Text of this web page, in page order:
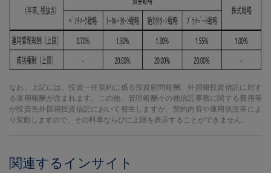
なお、上記には、投資一任契約に係る投資顧問報酬、外国籍投資信託に対す
る運用報酬が含まれます。この他、管理報酬その他信託事務に関する費用等
が投資先外国籍投資信託において発生しますが、契約内容や運用状況等によ
り変動しますので、その料率ならびに上限を表示することができません。
関連するインサイト